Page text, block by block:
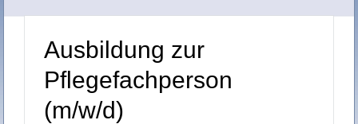
Ausbildung zur
Pflegefachperson
(m/w/d)